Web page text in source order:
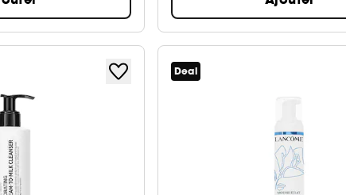
Deal